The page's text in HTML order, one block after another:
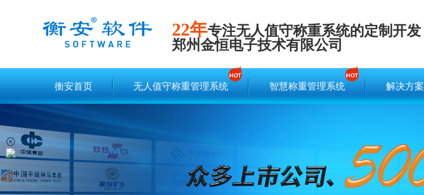
22年专注无人值守称重系统的定制开发
郑州金恒电子技术有限公司
衡安首页 无人值守称重管理系统 智慧称重管理系统 解决方案